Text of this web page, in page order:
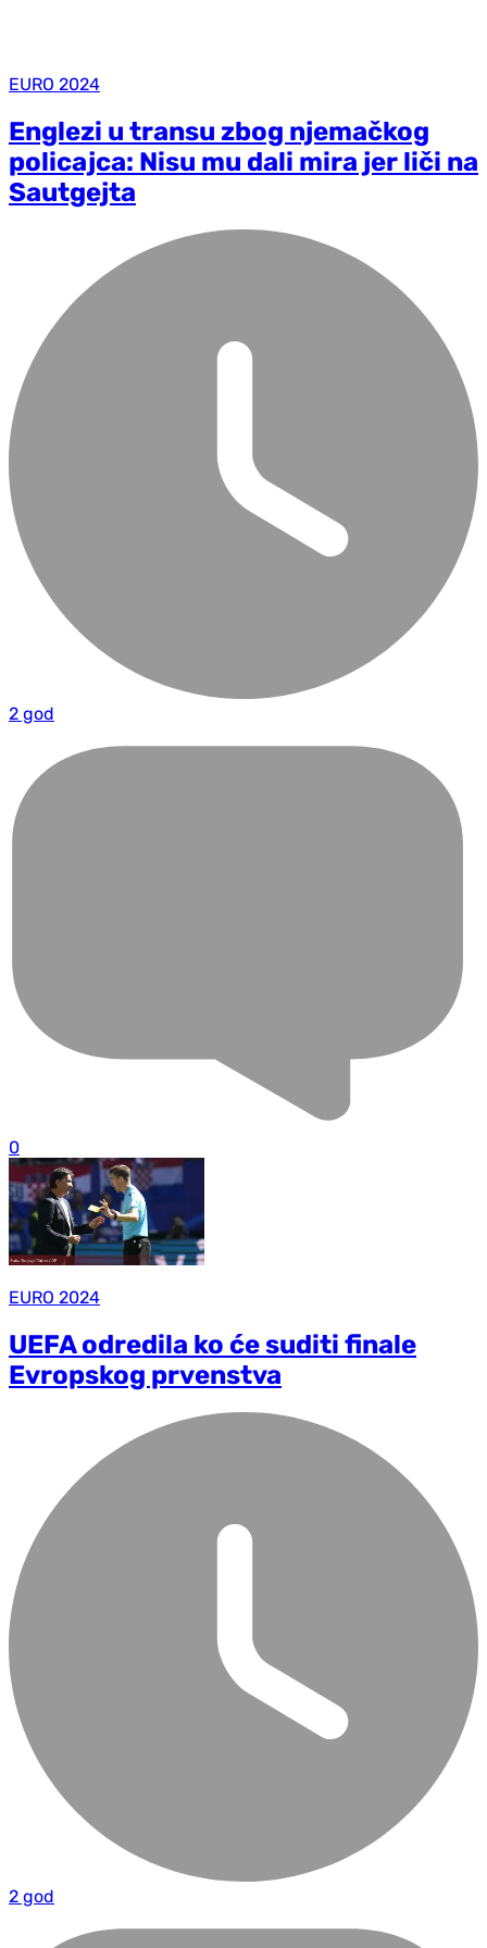
EURO 2024
Englezi u transu zbog njemačkog
policajca: Nisu mu dali mira jer liči na
Sautgejta
2 god
0
EURO 2024
UEFA odredila ko će suditi finale
Evropskog prvenstva
2 god